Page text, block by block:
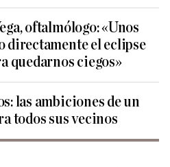
oftalmólogo: «Unos
directamente el eclipse
quedarnos ciegos»
las ambiciones de un
todos sus vecinos